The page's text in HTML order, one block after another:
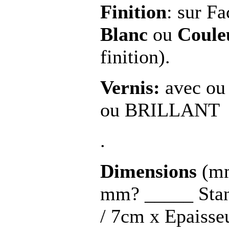
Finition: sur
Blanc ou
finition).
Vernis: avec
ou BRILLANT
.
Dimensions
mm? _____
/ 7cm x